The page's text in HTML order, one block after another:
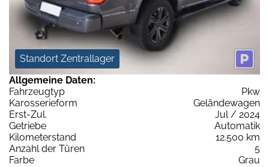
Standort Zentrallager
Allgemeine Daten:
Fahrzeugtyp
Pkw
Karosserieform
Geländewagen
Erst-Zul.
Jul / 2024
Getriebe
Automatik
Kilometerstand
12.500 km
Anzahl der Türen
5
Farbe
Grau